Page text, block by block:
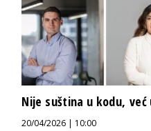
Nije suština u kodu,
20/04/2026 | 10:00